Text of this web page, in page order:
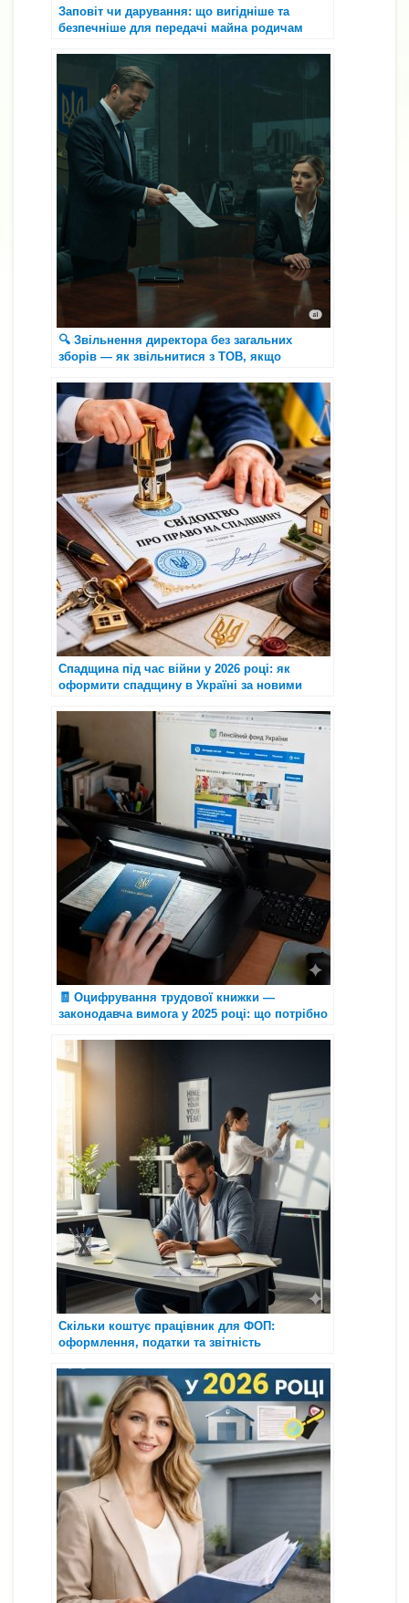
Заповіт чи дарування: що вигідніше та
безпечніше для передачі майна родичам
🔍 Звільнення директора без загальних
зборів — як звільнитися з ТОВ, якщо
Спадщина під час війни у 2026 році: як
оформити спадщину в Україні за новими
🧾 Оцифрування трудової книжки —
законодавча вимога у 2025 році: що потрібно
Скільки коштує працівник для ФОП:
оформлення, податки та звітність